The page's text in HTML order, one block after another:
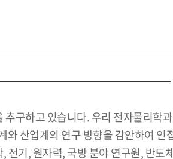
구하고 있습니다. 우리 전자물리학
산업계의 연구 방향을 감안하여 인
기, 원자력, 국방 분야 연구원, 반도